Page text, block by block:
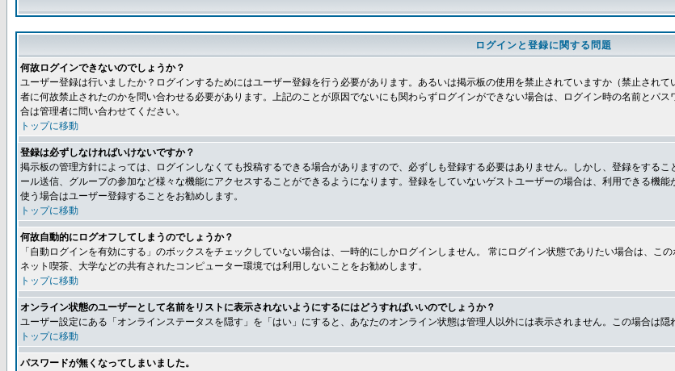
ログインと登録に関する問題
何故ログインできないのでしょうか？
ユーザー登録は行いましたか？ログインするためにはユーザー登録を行う必要があります。あるいは掲示板の使用を禁止されていますか（禁止され
者に何故禁止されたのかを問い合わせる必要があります。上記のことが原因でないにも関わらずログインができない場合は、ログイン時の名前とパ
合は管理者に問い合わせてください。
トップに移動
登録は必ずしなければいけないですか？
掲示板の管理方針によっては、ログインしなくても投稿するできる場合がありますので、必ずしも登録する必要はありません。しかし、登録をする
ール送信、グループの参加など様々な機能にアクセスすることができるようになります。登録をしていないゲストユーザーの場合は、利用できる機
使う場合はユーザー登録することをお勧めします。
トップに移動
何故自動的にログオフしてしまうのでしょうか？
「自動ログインを有効にする」のボックスをチェックしていない場合は、一時的にしかログインしません。 常にログイン状態でありたい場合は、
ネット喫茶、大学などの共有されたコンピューター環境では利用しないことをお勧めします。
トップに移動
オンライン状態のユーザーとして名前をリストに表示されないようにするにはどうすればいいのでしょうか？
ユーザー設定にある「オンラインステータスを隠す」を「はい」にすると、あなたのオンライン状態は管理人以外には表示されません。この場合は隠
トップに移動
パスワードが無くなってしまいました。